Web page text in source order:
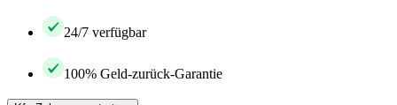
24/7 verfügbar
100% Geld-zurück-Garantie